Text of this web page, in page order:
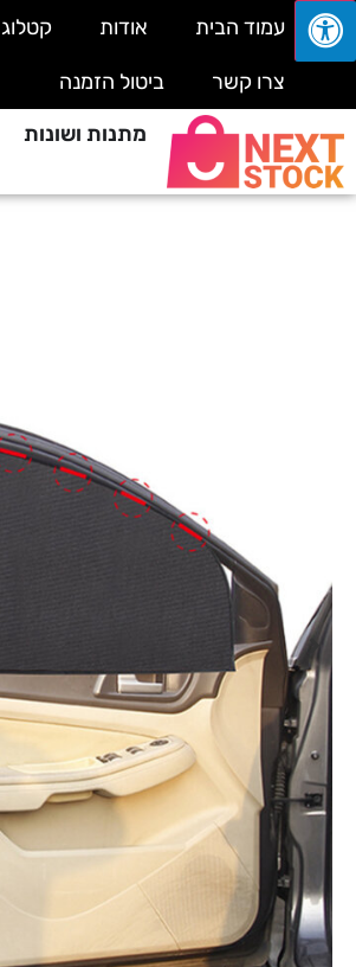
עמוד הבית אודות קטלוג
צרו קשר
ביטול הזמנה
מתנות ושונות